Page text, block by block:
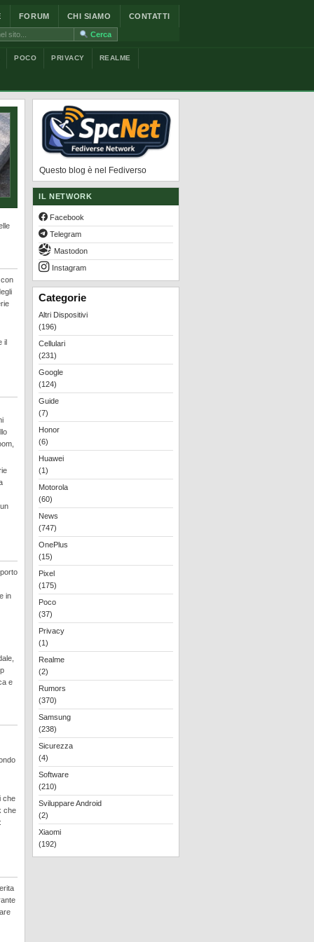
FORUM CHI SIAMO CONTATTI
Cerca
POCO PRIVACY REALME
il
in
e
che
che
Questo blog è nel Fediverso
IL NETWORK
Facebook
Telegram
Mastodon
Instagram
Categorie
Altri Dispositivi
(196)
Cellulari
(231)
Google
(124)
Guide
(7)
Honor
(6)
Huawei
(1)
Motorola
(60)
News
(747)
OnePlus
(15)
Pixel
(175)
Poco
(37)
Privacy
(1)
Realme
(2)
Rumors
(370)
Samsung
(238)
Sicurezza
(4)
Software
(210)
Sviluppare Android
(2)
Xiaomi
(192)